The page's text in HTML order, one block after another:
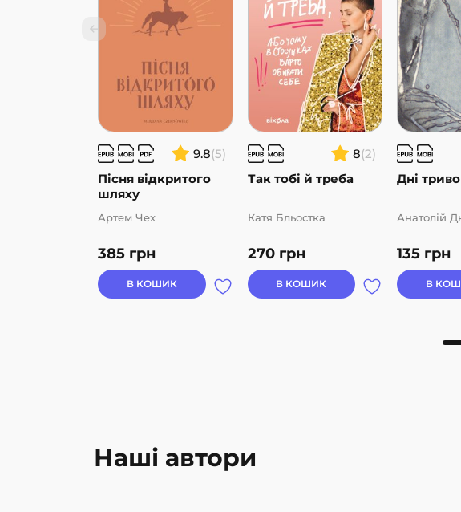
9.8(5)
Пісня відкритого
шляху
385 грн
Артем Чех
В КОШИК
8(2)
Так тобі й треба
270 грн
Катя Бльостка
В КОШИК
Дні
135 грн
Анатолій
В
Наші автори